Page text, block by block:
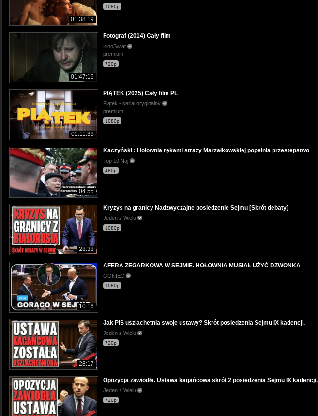
01:38:19
1080p
01:47:16
Fotograf (2014) Cały film
KinoSwiat
premium
720p
01:11:36
PIĄTEK (2025) Cały film PL
Piątek - serial oryginalny
premium
1080p
04:55
Kaczyński : Hołownia rękami straży Marzałkowskiej popełnia przestepstwo
Top 10 Naj
480p
28:38
Kryzys na granicy Nadzwyczajne posiedzenie Sejmu [Skrót debaty]
Jeden z Wielu
1080p
10:16
AFERA ZEGARKOWA W SEJMIE. HOŁOWNIA MUSIAŁ UŻYĆ DZWONKA
GONIEC
1080p
28:17
Jak PiS uszlachetnia swoje ustawy? Skrót posiedzenia Sejmu IX kadencji.
Jeden z Wielu
720p
Opozycja zawiodła. Ustawa kagańcowa skrót 2 posiedzenia Sejmu IX kadencji.
Jeden z Wielu
720p